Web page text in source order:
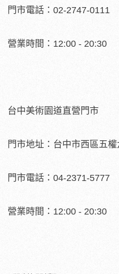
門市電話：02-2747-0111
營業時間：12:00 - 20:30
台中美術園道直營門市
門市地址：台中市西區五
門市電話：04-2371-5777
營業時間：12:00 - 20:30